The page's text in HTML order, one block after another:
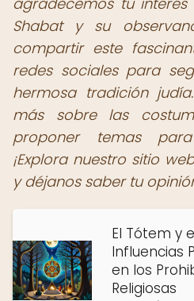
Shabat y su
compartir este
redes sociales para
hermosa tradición
más sobre las
proponer temas
¡Explora nuestro sitio
y déjanos saber tu
El Tótem y
Influencias
en los
Religiosas